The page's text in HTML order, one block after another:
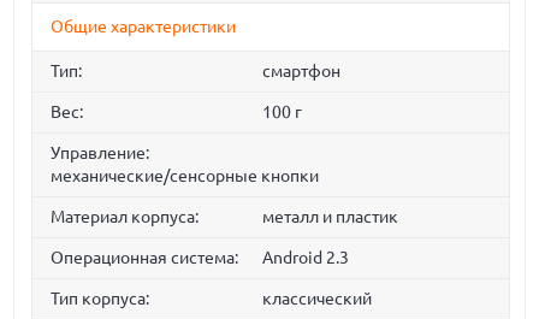
Общие характеристики
Тип: смартфон
Вес: 100 г
Управление:
механические/сенсорные кнопки
Материал корпуса: металл и пластик
Операционная система: Android 2.3
Тип корпуса: классический